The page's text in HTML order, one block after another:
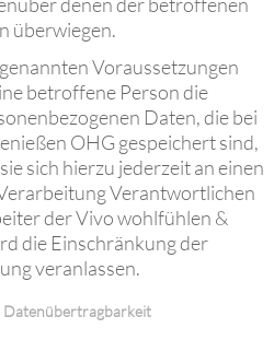
denen der betroffenen
überwiegen.
Voraussetzungen
betroffene Person die
Daten, die bei
OHG gespeichert sind,
sich hierzu jederzeit an einen
Verantwortlichen
der Vivo wohlfühlen &
die Einschränkung der
veranlassen.